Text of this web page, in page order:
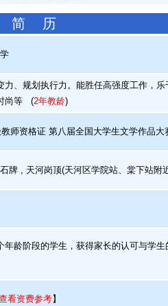
简 历
、规划执行力。能胜任高强度工作，乐
尚等
(2年教龄)
师资格证 第八届全国大学生文学作品大
牌 , 天河岗顶(天河区学院站、棠下站附
龄阶段的学生，获得家长的认可与学
看资费参考】